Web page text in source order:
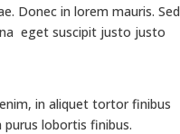
Donec in lorem mauris. Sed
eget suscipit justo justo
in aliquet tortor finibus
lobortis finibus.